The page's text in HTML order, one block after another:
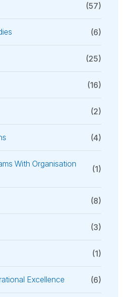
(57)
(6)
(25)
(16)
(2)
(4)
With Organisation
(1)
(8)
(3)
(1)
Excellence (6)